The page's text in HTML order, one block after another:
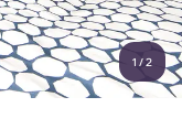
Llengua
1 /2